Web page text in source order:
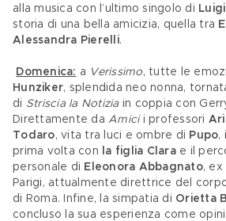
alla musica con l’ultimo singolo di
storia di una bella amicizia, quella tra
Alessandra Pierelli.
Domenica: a Verissimo, tutte le
Hunziker, splendida neo nonna,
di Striscia la Notizia in coppia con
Direttamente da Amici i professori
Todaro, vita tra luci e ombre di Pupo,
prima volta con la figlia Clara e il
personale di Eleonora Abbagnato, ex
Parigi, attualmente direttrice del
di Roma. Infine, la simpatia di Orietta
concluso la sua esperienza come